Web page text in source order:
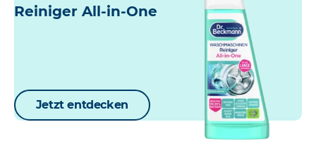
Reiniger All-in-One
Jetzt entdecken